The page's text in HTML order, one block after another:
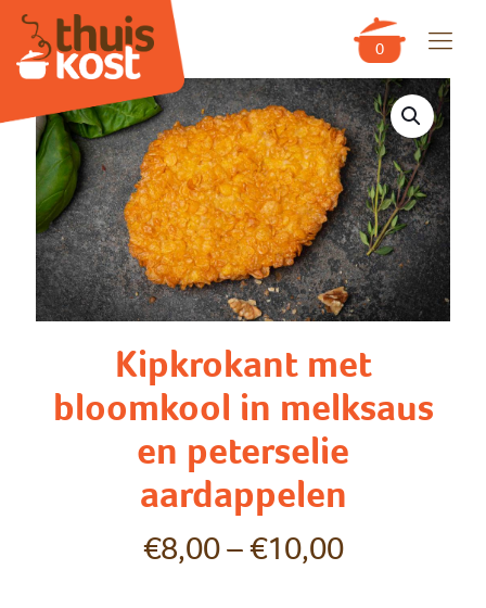
0
Kipkrokant met
bloomkool in melksaus
en peterselie
aardappelen
€8,00–€10,00